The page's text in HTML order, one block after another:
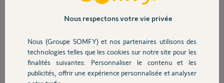
Sécurité
Domotique
il y a presque 4 ans
Participer au fil de discussion
Nous respectons votre vie privée
Nous (Groupe SOMFY) et nos partenaires utilisons des
technologies telles que les cookies sur notre site pour les
finalités suivantes: Personnaliser le contenu et les
publicités, offrir une expérience personnalisée et analyser